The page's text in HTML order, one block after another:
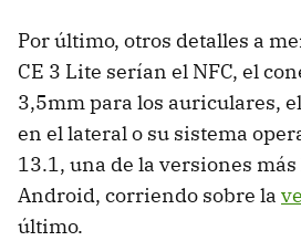
Por último, otros detalles a
CE 3 Lite serían el NFC, el
3,5mm para los auriculares,
en el lateral o su sistema
13.1, una de la versiones
Android, corriendo sobre la
último.